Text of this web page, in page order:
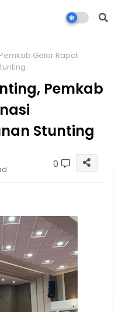
Gelar Rapat
Pemkab
Stunting
0